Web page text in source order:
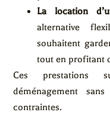
La location
alternative
souhaitent
tout en profitant
Ces prestations
déménagement
contraintes.